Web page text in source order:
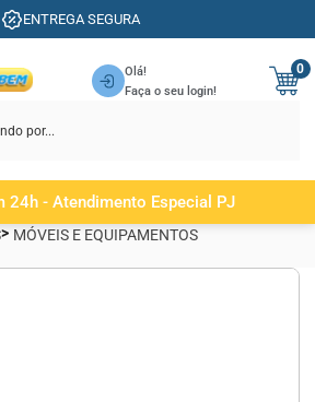
ENTREGA SEGURA
Olá!
Faça o seu login!
0
24h - Atendimento Especial PJ
MÓVEIS E EQUIPAMENTOS